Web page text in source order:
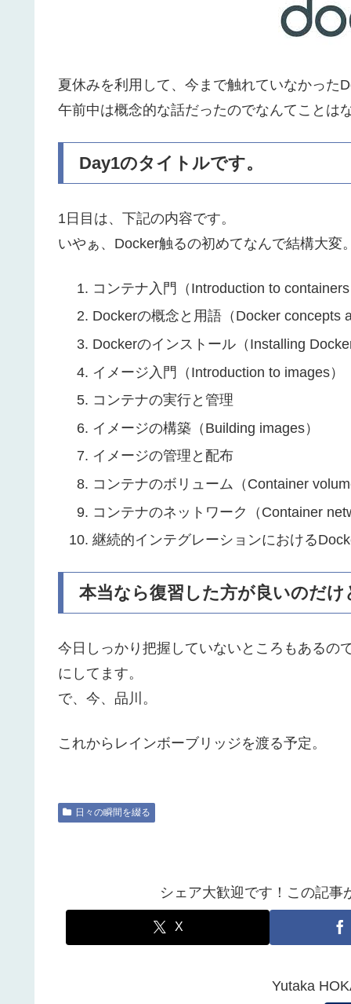
夏休みを利用して、今まで触れていなかった
午前中は概念的な話だったのでなんてことは
Day1のタイトルです。
1日目は、下記の内容です。
いやぁ、Docker触るの初めてなんで結構大変
コンテナ入門（Introduction to
Dockerの概念と用語（Docker concepts
Dockerのインストール（Installing
イメージ入門（Introduction to images）
コンテナの実行と管理
イメージの構築（Building images）
イメージの管理と配布
コンテナのボリューム（Container
コンテナのネットワーク（Container
継続的インテグレーションにおける
本当なら復習した方が良いのだけ
今日しっかり把握していないところもあるの
にしてます。
で、今、品川。
これからレインボーブリッジを渡る予定。
日々の瞬間を綴る
シェア大歓迎です！この記事
X
Yutaka